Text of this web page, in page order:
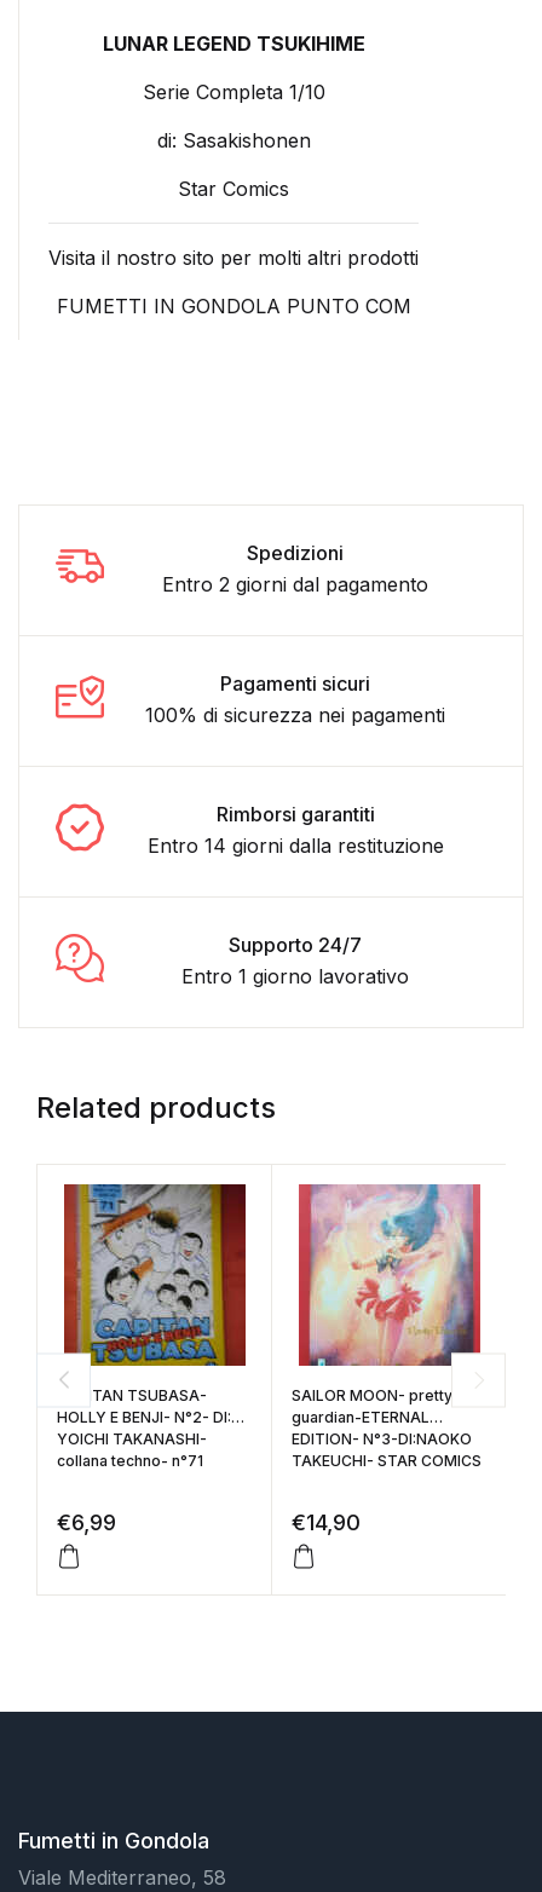
LUNAR LEGEND TSUKIHIME
Serie Completa 1/10
di: Sasakishonen
Star Comics
Visita il nostro sito per molti altri prodotti
FUMETTI IN GONDOLA PUNTO COM
Spedizioni
Entro 2 giorni dal pagamento
Pagamenti sicuri
100% di sicurezza nei pagamenti
Rimborsi garantiti
Entro 14 giorni dalla restituzione
Supporto 24/7
Entro 1 giorno lavorativo
Related products
CAPITAN TSUBASA-
HOLLY E BENJI- N°2- DI:
YOICHI TAKANASHI-
collana techno- n°71
€6,99
SAILOR MOON- pretty
guardian-ETERNAL
EDITION- N°3-DI:NAOKO
TAKEUCHI- STAR COMICS
€14,90
Fumetti in Gondola
Viale Mediterraneo, 58